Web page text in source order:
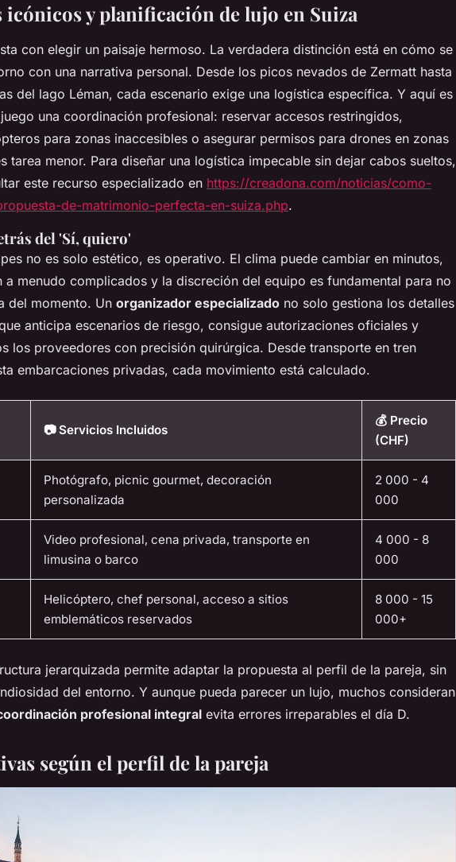
icónicos y planificación de lujo en Suiza
con elegir un paisaje hermoso. La verdadera distinción está en cómo se
con una narrativa personal. Desde los picos nevados de Zermatt hasta
del lago Léman, cada escenario exige una logística específica. Y aquí es
una coordinación profesional: reservar accesos restringidos,
para zonas inaccesibles o asegurar permisos para drones en zonas
tarea menor. Para diseñar una logística impecable sin dejar cabos sueltos,
este recurso especializado en https://creadona.com/noticias/como-
de-matrimonio-perfecta-en-suiza.php.
del 'Sí, quiero'
no es solo estético, es operativo. El clima puede cambiar en minutos,
a menudo complicados y la discreción del equipo es fundamental para no
del momento. Un organizador especializado no solo gestiona los detalles
anticipa escenarios de riesgo, consigue autorizaciones oficiales y
los proveedores con precisión quirúrgica. Desde transporte en tren
embarcaciones privadas, cada movimiento está calculado.
📷 Servicios Incluidos
💰 Precio
(CHF)
Photógrafo, picnic gourmet, decoración
personalizada
2 000 - 4
000
Video profesional, cena privada, transporte en
limusina o barco
4 000 - 8
000
Helicóptero, chef personal, acceso a sitios
emblemáticos reservados
8 000 - 15
000+
jerarquizada permite adaptar la propuesta al perfil de la pareja, sin
del entorno. Y aunque pueda parecer un lujo, muchos consideran
profesional integral evita errores irreparables el día D.
según el perfil de la pareja